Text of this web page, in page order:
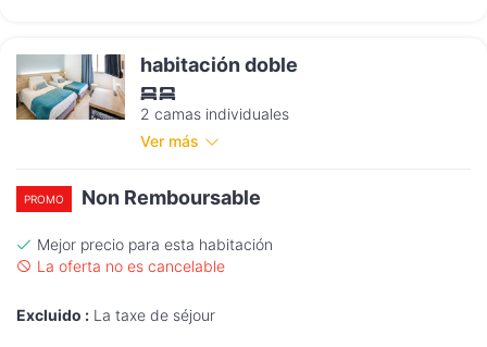
habitación doble
2 camas individuales
Ver más
PROMO Non Remboursable
Mejor precio para esta habitación
La oferta no es cancelable
Excluido : La taxe de séjour